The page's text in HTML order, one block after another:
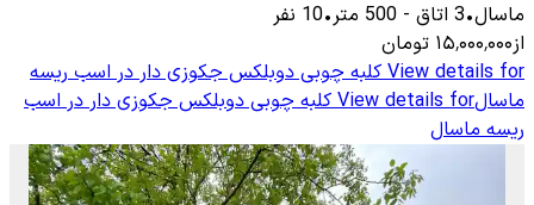
ماسال•
3 اتاق -
500 متر•
10 نفر
از۱۵٬۰۰۰٬۰۰۰ تومان
View details for کلبه چوبی دوبلکس جکوزی دار در اسب ریسه
ماسالView details for کلبه چوبی دوبلکس جکوزی دار در اسب
ریسه ماسال